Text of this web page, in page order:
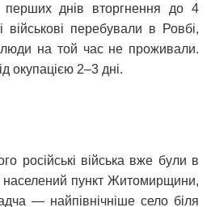
перших днів вторгнення до 4
військові перебували в Ровбі,
люди на той час не проживали.
окупацією 2–3 дні.
російські війська вже були в
пункт Житомирщини,
— найпівнічніше село біля